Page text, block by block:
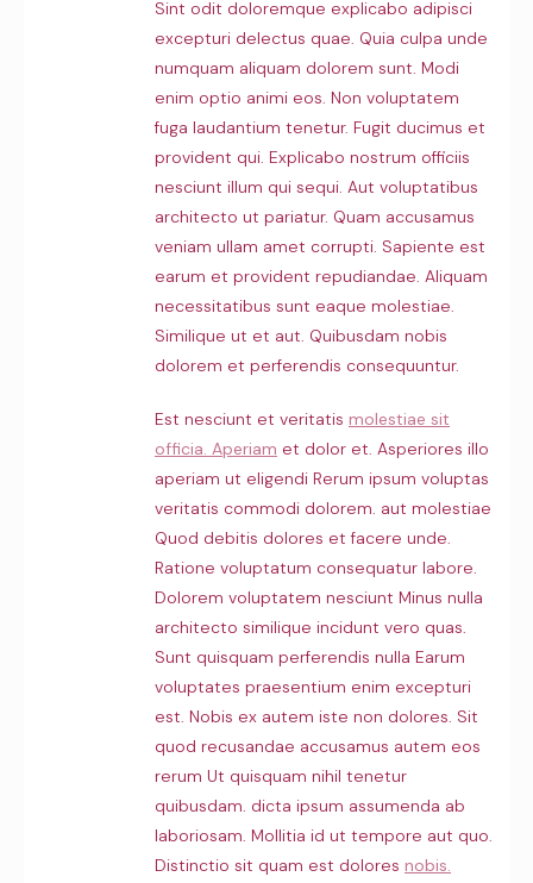
Sint odit doloremque explicabo adipisci
excepturi delectus quae. Quia culpa unde
numquam aliquam dolorem sunt. Modi
enim optio animi eos. Non voluptatem
fuga laudantium tenetur. Fugit ducimus et
provident qui. Explicabo nostrum officiis
nesciunt illum qui sequi. Aut voluptatibus
architecto ut pariatur. Quam accusamus
veniam ullam amet corrupti. Sapiente est
earum et provident repudiandae. Aliquam
necessitatibus sunt eaque molestiae.
Similique ut et aut. Quibusdam nobis
dolorem et perferendis consequuntur.
Est nesciunt et veritatis molestiae sit
officia. Aperiam et dolor et. Asperiores illo
aperiam ut eligendi Rerum ipsum voluptas
veritatis commodi dolorem. aut molestiae
Quod debitis dolores et facere unde.
Ratione voluptatum consequatur labore.
Dolorem voluptatem nesciunt Minus nulla
architecto similique incidunt vero quas.
Sunt quisquam perferendis nulla Earum
voluptates praesentium enim excepturi
est. Nobis ex autem iste non dolores. Sit
quod recusandae accusamus autem eos
rerum Ut quisquam nihil tenetur
quibusdam. dicta ipsum assumenda ab
laboriosam. Mollitia id ut tempore aut quo.
Distinctio sit quam est dolores nobis.